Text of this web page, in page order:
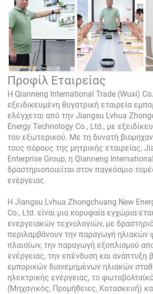
Προφίλ Εταιρείας
Η Qianneng International Trade (Wuxi)
εξειδικευμένη θυγατρική εταιρεία
ελέγχεται από την Jiangsu Lvhua
Energy Technology Co., Ltd., με
του εξωτερικού. Με τη δυνατή
τους πόρους της μητρικής εταιρείας,
Enterprise Group, η Qianneng International
δραστηριοποιείται στον παγκόσμιο
ενέργειας.
Η Jiangsu Lvhua Zhongchuang New
Co., Ltd. είναι μια κορυφαία εγχώρια
ενεργειακών τεχνολογιών, με
περιλαμβάνουν την παραγωγή ηλιακών
πλαισίων, την παραγωγή εξοπλισμού
ενέργειας, την επένδυση και ανάπτυξη
εμπορικών διανεμημένων ηλιακών
ηλεκτρικής ενέργειας, το
(Μηχανικός, Προμήθειες, Κατασκευή)